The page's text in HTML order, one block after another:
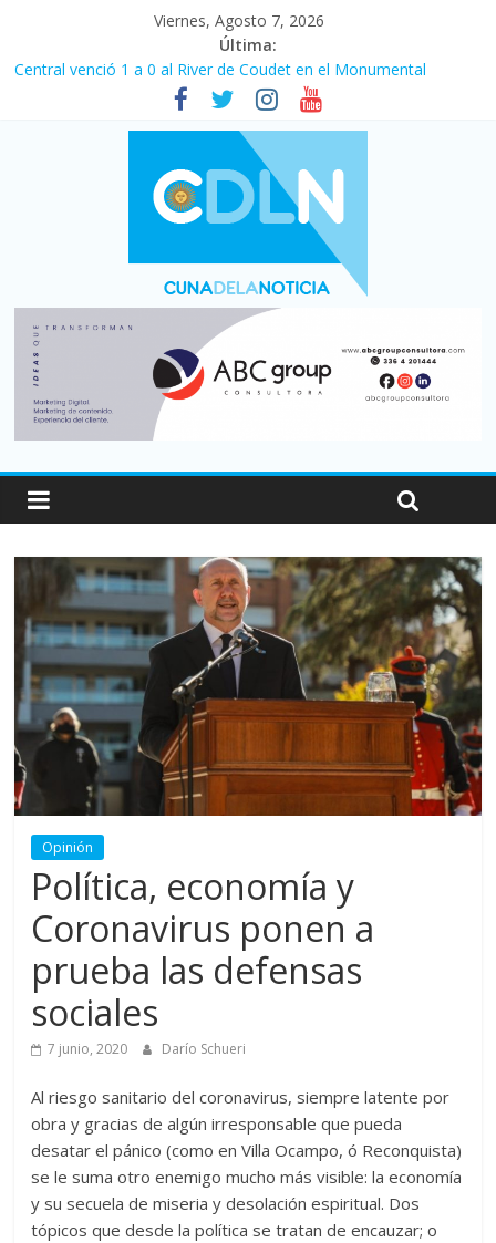
Viernes, Agosto 7, 2026
Última:
Central venció 1 a 0 al River de Coudet en el Monumental
La morosidad alcanzó su nivel más alto en dos décadas y ya
afecta a 400 mil deudores en Santa Fe
Desde que asumió Milei cerraron 41.000 kioscos: el sector
denuncia crisis como en 2001
Vacaciones de invierno con más movimiento y consumo
turístico: 4,6 millones de personas viajaron por el país, un 5,9%
Fuerte caída de la venta de autos usados en julio: bajó un 12,6%
Opinión
Política, economía y
Coronavirus ponen a
prueba las defensas
sociales
7 junio, 2020 Darío Schueri
Al riesgo sanitario del coronavirus, siempre latente por
obra y gracias de algún irresponsable que pueda
desatar el pánico (como en Villa Ocampo, ó Reconquista)
se le suma otro enemigo mucho más visible: la economía
y su secuela de miseria y desolación espiritual. Dos
tópicos que desde la política se tratan de encauzar; o